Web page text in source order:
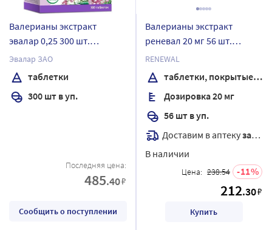
Валерианы экстракт
эвалар 0,25 300 шт.
таблетки
Эвалар ЗАО
таблетки
300 шт в уп.
Последняя цена:
485.40₽
Сообщить о поступлении
Валерианы экстракт
реневал 20 мг 56 шт.
таблетки, покрытые
пленочной оболочкой
RENEWAL
таблетки, покрытые пленочной оболочкой
Дозировка 20 мг
56 шт в уп.
Доставим в аптекузавтра
В наличии
Цена: 238.54 11
212.30₽
Купить